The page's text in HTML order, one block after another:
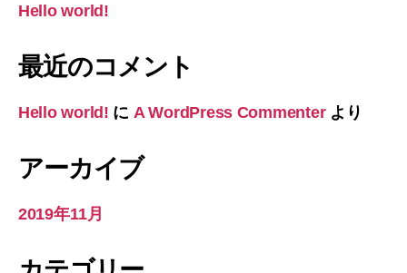
Hello world!
最近のコメント
Hello world! に A WordPress Commenterより
アーカイブ
2019年11月